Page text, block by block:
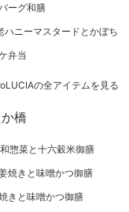
ーグ和膳
ハニーマスタードとかぼち
弁当
の全アイテムを見る
橋
惣菜と十六穀米御膳
焼きと味噌かつ御膳
きと味噌かつ御膳